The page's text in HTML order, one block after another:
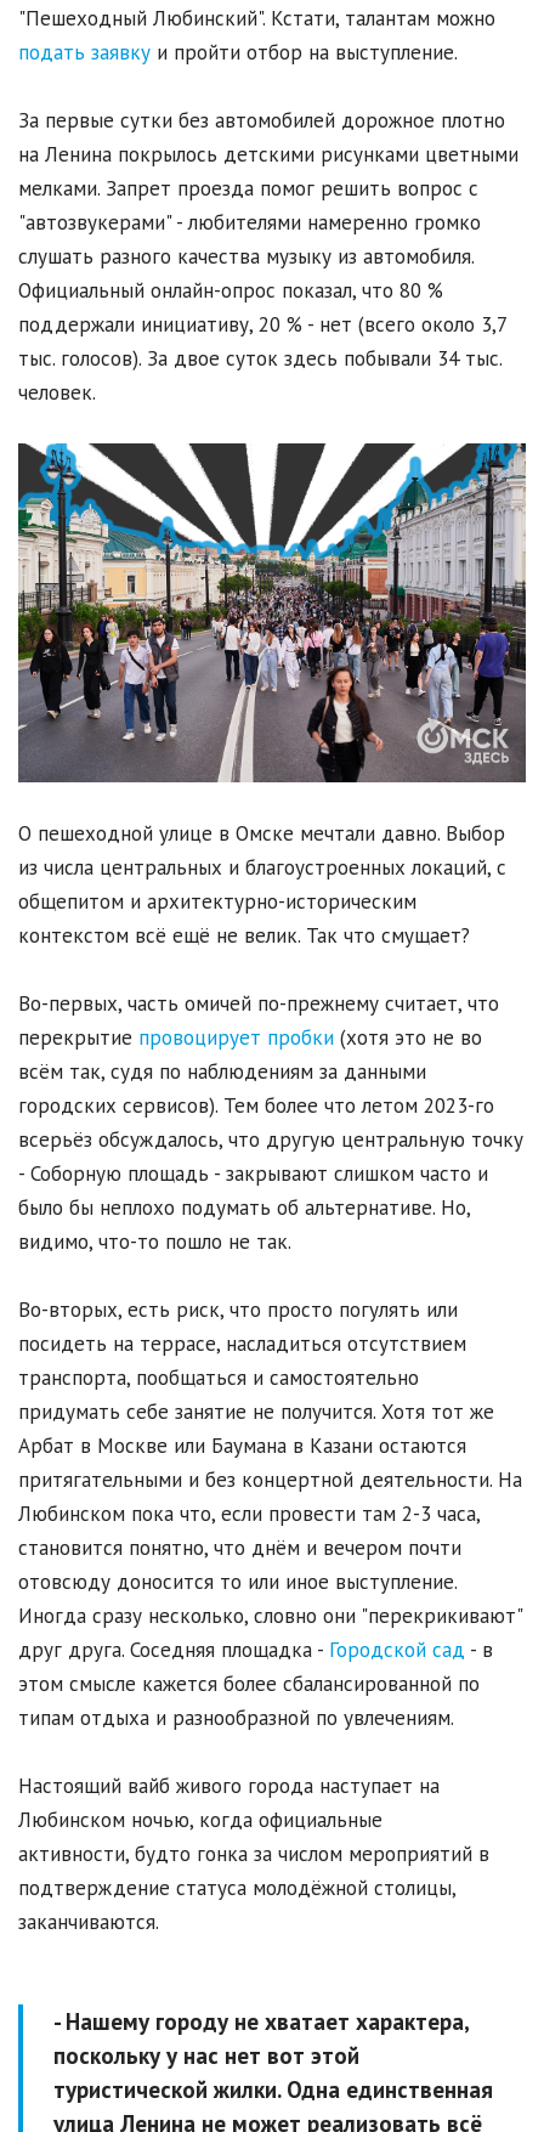
"Пешеходный Любинский". Кстати, талантам можно
подать заявку и пройти отбор на выступление.
За первые сутки без автомобилей дорожное плотно
на Ленина покрылось детскими рисунками цветными
мелками. Запрет проезда помог решить вопрос с
"автозвукерами" - любителями намеренно громко
слушать разного качества музыку из автомобиля.
Официальный онлайн-опрос показал, что 80 %
поддержали инициативу, 20 % - нет (всего около 3,7
тыс. голосов). За двое суток здесь побывали 34 тыс.
человек.
О пешеходной улице в Омске мечтали давно. Выбор
из числа центральных и благоустроенных локаций, с
общепитом и архитектурно-историческим
контекстом всё ещё не велик. Так что смущает?
Во-первых, часть омичей по-прежнему считает, что
перекрытие провоцирует пробки (хотя это не во
всём так, судя по наблюдениям за данными
городских сервисов). Тем более что летом 2023-го
всерьёз обсуждалось, что другую центральную точку
- Соборную площадь - закрывают слишком часто и
было бы неплохо подумать об альтернативе. Но,
видимо, что-то пошло не так.
Во-вторых, есть риск, что просто погулять или
посидеть на террасе, насладиться отсутствием
транспорта, пообщаться и самостоятельно
придумать себе занятие не получится. Хотя тот же
Арбат в Москве или Баумана в Казани остаются
притягательными и без концертной деятельности. На
Любинском пока что, если провести там 2-3 часа,
становится понятно, что днём и вечером почти
отовсюду доносится то или иное выступление.
Иногда сразу несколько, словно они "перекрикивают"
друг друга. Соседняя площадка - Городской сад - в
этом смысле кажется более сбалансированной по
типам отдыха и разнообразной по увлечениям.
Настоящий вайб живого города наступает на
Любинском ночью, когда официальные
активности, будто гонка за числом мероприятий в
подтверждение статуса молодёжной столицы,
заканчиваются.
- Нашему городу не хватает характера,
поскольку у нас нет вот этой
туристической жилки. Одна единственная
улица Ленина не может реализовать всё